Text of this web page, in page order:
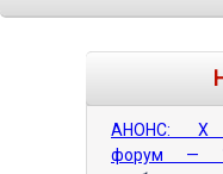
АНОНС: Х
форум —